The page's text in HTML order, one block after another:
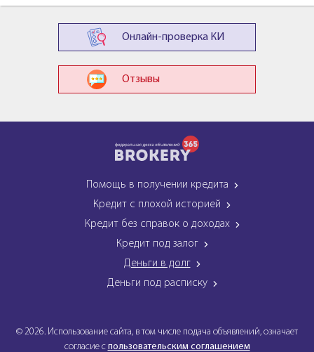
Онлайн-проверка КИ
Отзывы
Помощь в получении кредита
Кредит с плохой историей
Кредит без справок о доходах
Кредит под залог
Деньги в долг
Деньги под расписку
© 2026. Использование сайта, в том числе подача объявлений, означает
согласие с пользовательским соглашением